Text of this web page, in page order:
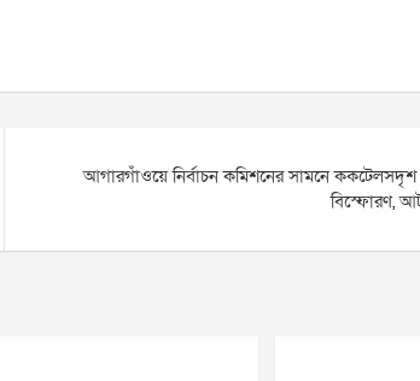
আগারগাঁওয়ে নির্বাচন কমিশনের সামনে ককটেলসদৃশ
বিস্ফোরণ,